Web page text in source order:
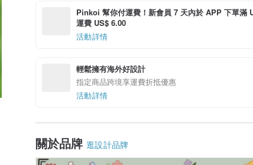
Pinkoi 幫你付運費！新會員 7 天內於 APP 下單滿
運費 US$ 6.00
活動詳情
輕鬆擁有海外好設計
指定商品跨境享運費折抵優惠
活動詳情
關於品牌 逛設計品牌